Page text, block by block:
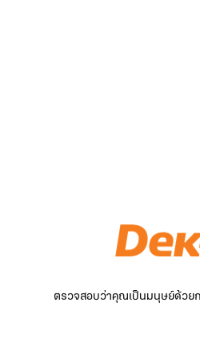
ตรวจสอบว่าคุณเป็นมนุษย์ด้วยก